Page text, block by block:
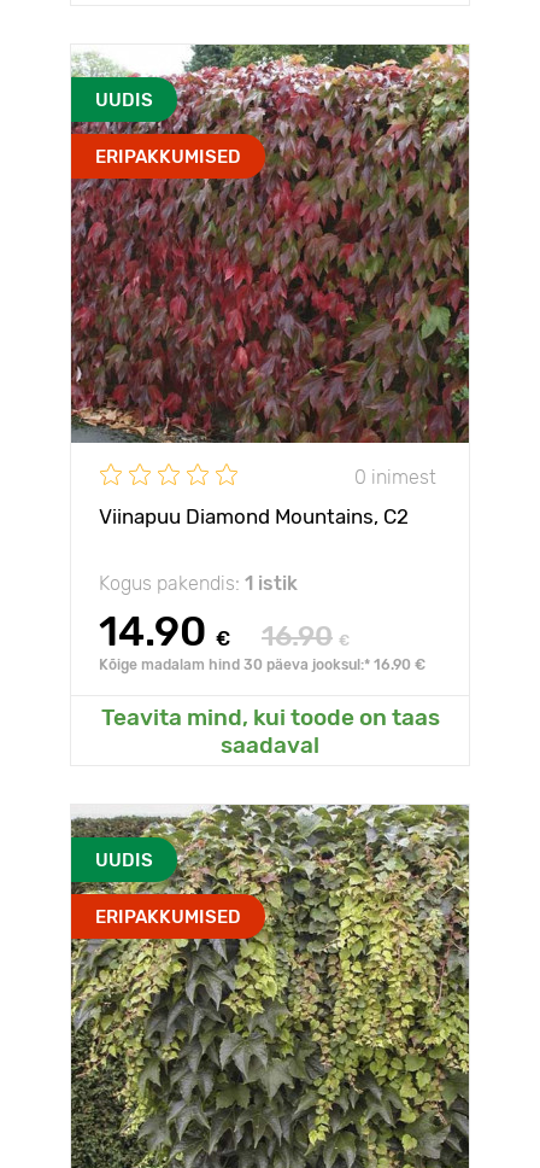
UUDIS
ERIPAKKUMISED
0 inimest
Viinapuu Diamond Mountains, С2
Kogus pakendis: 1 istik
14.90 € 16.90 €
Kõige madalam hind 30 päeva jooksul:* 16.90 €
Teavita mind, kui toode on taas
saadaval
UUDIS
ERIPAKKUMISED